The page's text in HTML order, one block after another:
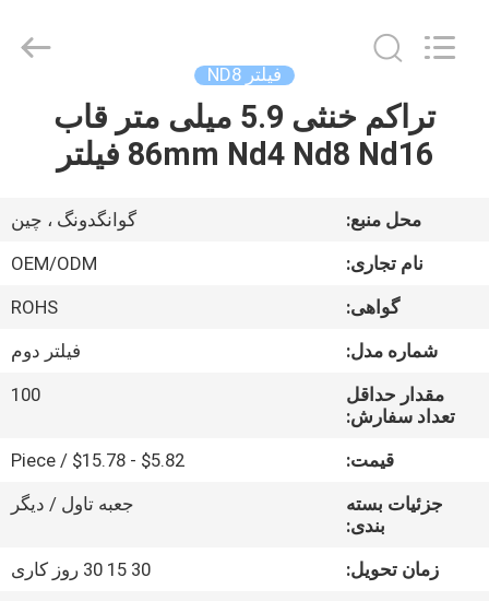
صفحه
اصلی
محصولات
کنترل
Technology
فیلتر ND8
تراکم خنثی 5.9 میلی متر قاب
86mm Nd4 Nd8 Nd16 فیلتر
محل منبع:
گوانگدونگ ، چین
نام تجاری:
OEM/ODM
گواهی:
ROHS
شماره مدل:
فیلتر دوم
مقدار حداقل
تعداد سفارش:
100
قیمت:
$5.82 - $15.78 / Piece
جزئیات بسته
بندی:
جعبه تاول / دیگر
زمان تحویل:
30 15 30 روز کاری